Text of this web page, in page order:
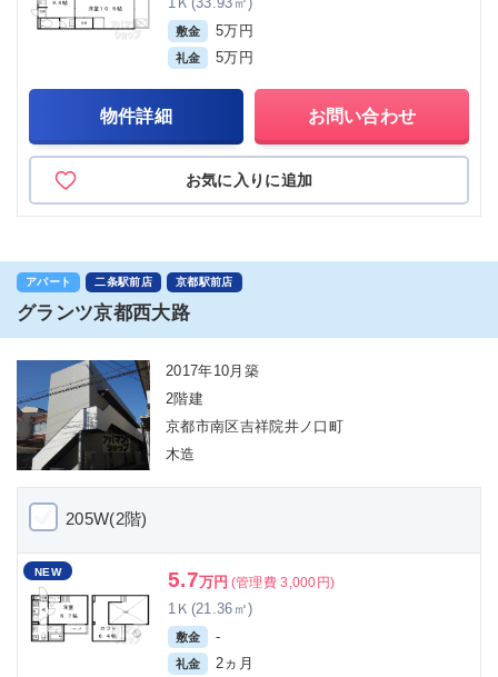
敷金 5万円
礼金 5万円
物件詳細 お問い合わせ
お気に入りに追加
アパート 二条駅前店 京都駅前店
グランツ京都西大路
2017年10月築
2階建
京都市南区吉祥院井ノ口町
木造
205W(2階)
NEW 5.7万円 (管理費 3,000円)
1Ｋ(21.36㎡)
敷金 -
礼金 2ヵ月